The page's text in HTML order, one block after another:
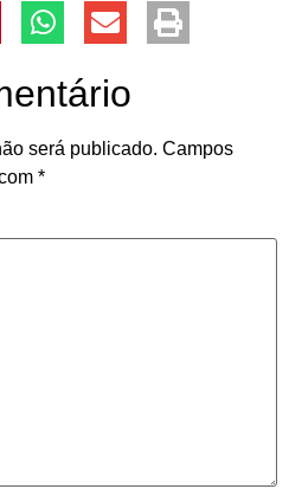
será publicado. Campos
*